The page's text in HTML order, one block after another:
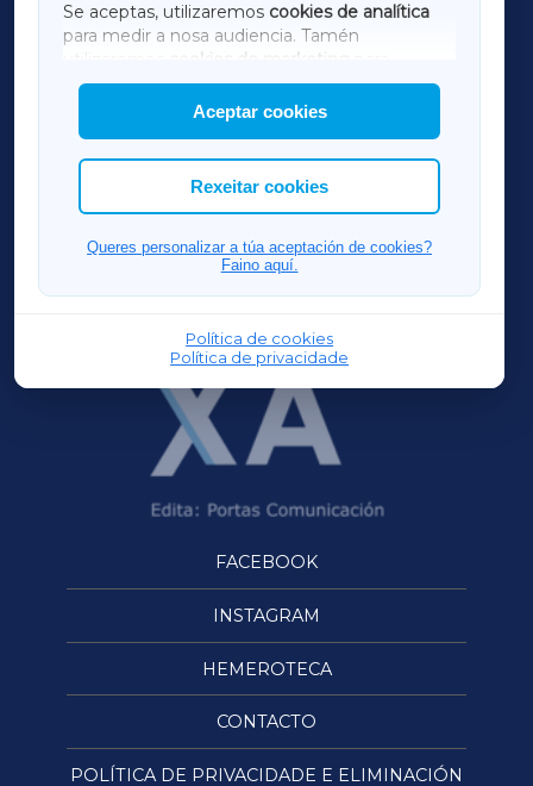
Se aceptas, utilizaremos cookies de analítica
para medir a nosa audiencia. Tamén
utilizaremos
cookies de marketing
mostrar publicidade de terceiros.
Así mesmo, podes personalizar a elección das
cookies que desexas permitir.
Aceptar cookies
Rexeitar cookies
Queres personalizar a túa aceptación de cookies?
Faino aquí.
Política de cookies
Política de privacidade
AMARIÑAXA
RIBEIRASACRAXA
ACORUÑAXA
FERROLXA
OURENSEXA
FACEBOOK
INSTAGRAM
HEMEROTECA
CONTACTO
POLÍTICA DE PRIVACIDADE E ELIMINACIÓN